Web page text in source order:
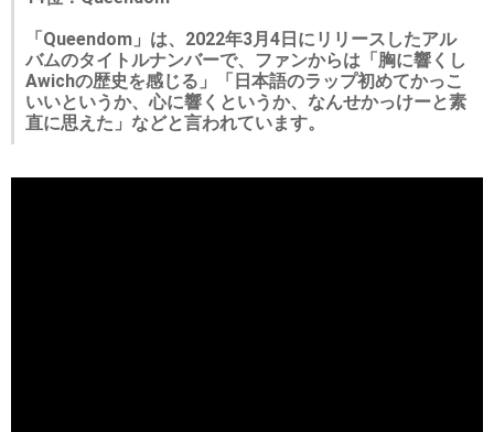
「Queendom」は、2022年3月4日にリリースしたアル
バムのタイトルナンバーで、ファンからは「胸に響くし
Awichの歴史を感じる」「日本語のラップ初めてかっこ
いいというか、心に響くというか、なんせかっけーと素
直に思えた」などと言われています。